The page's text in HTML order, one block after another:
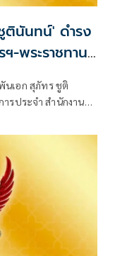
ตินันทน์' ดำรง
-พระราชทาน
นเอก สุภัทร ชูติ
รประจำ สำนักงาน